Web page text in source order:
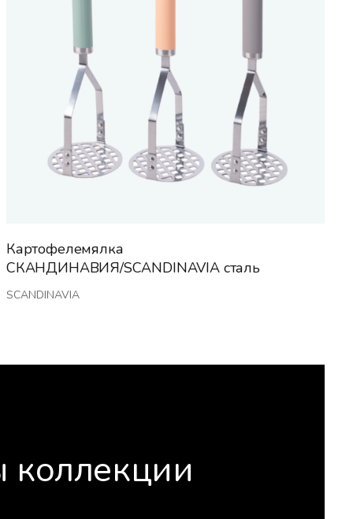
Картофелемялка
СКАНДИНАВИЯ/SCANDINAVIA сталь
SCANDINAVIA
коллекции